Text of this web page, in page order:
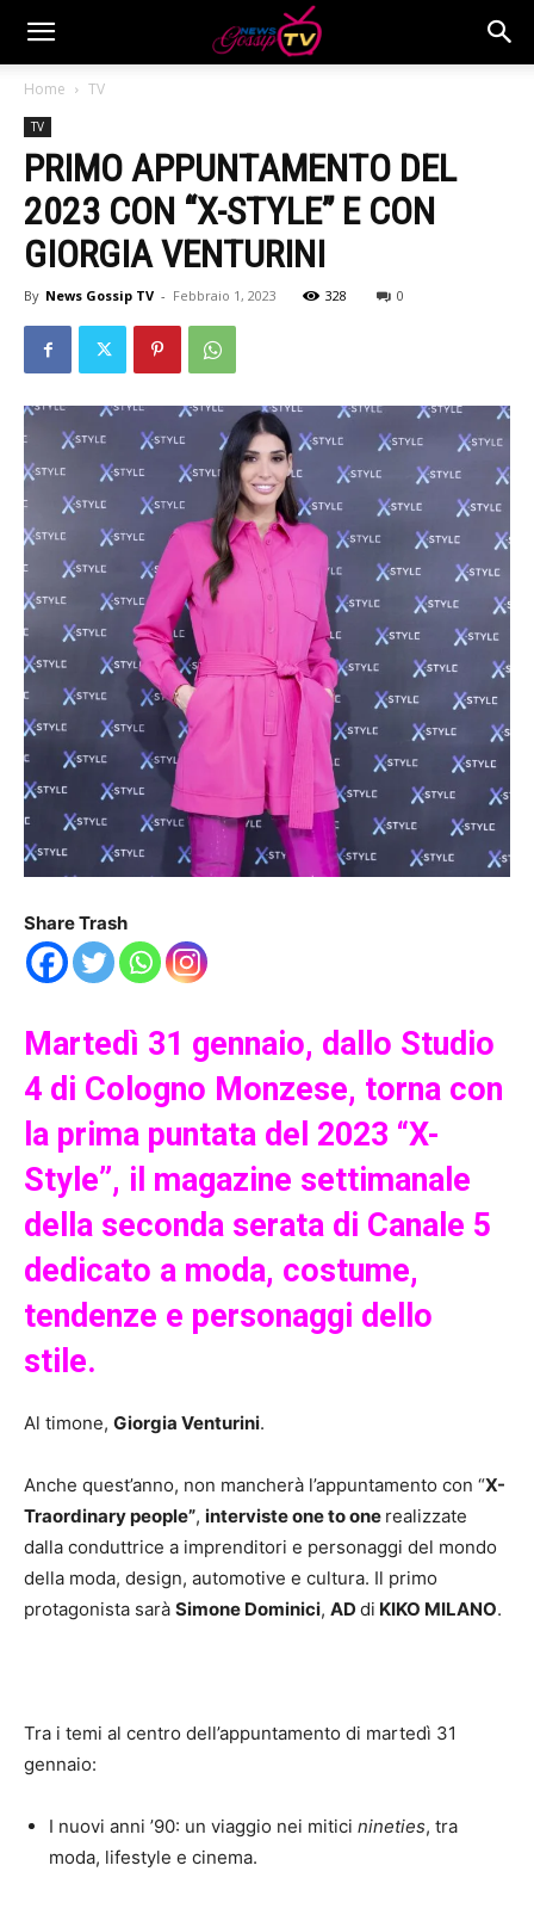
Home TV
TV
PRIMO APPUNTAMENTO DEL
2023 CON “X-STYLE” E CON
GIORGIA VENTURINI
By News Gossip TV - Febbraio 1, 2023 328 0
Share Trash
Martedì 31 gennaio, dallo Studio
4 di Cologno Monzese, torna con
la prima puntata del 2023 “X-
Style”, il magazine settimanale
della seconda serata di Canale 5
dedicato a moda, costume,
tendenze e personaggi dello
stile.
Al timone, Giorgia Venturini.
Anche quest’anno, non mancherà l’appuntamento con “X-
Traordinary people”, interviste one to one realizzate
dalla conduttrice a imprenditori e personaggi del mondo
della moda, design, automotive e cultura. Il primo
protagonista sarà Simone Dominici, AD di KIKO MILANO.
Tra i temi al centro dell’appuntamento di martedì 31
gennaio:
I nuovi anni ’90: un viaggio nei mitici nineties, tra
moda, lifestyle e cinema.